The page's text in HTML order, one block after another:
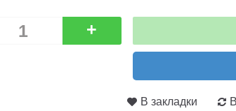
+
В закладки